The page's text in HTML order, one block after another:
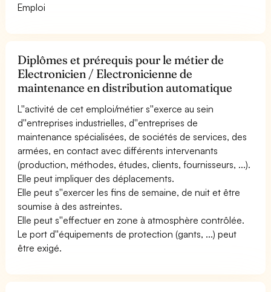
Emploi
Diplômes et prérequis pour le métier de
Electronicien / Electronicienne de
maintenance en distribution automatique
L''activité de cet emploi/métier s''exerce au sein
d''entreprises industrielles, d''entreprises de
maintenance spécialisées, de sociétés de services, des
armées, en contact avec différents intervenants
(production, méthodes, études, clients, fournisseurs, ...).
Elle peut impliquer des déplacements.
Elle peut s''exercer les fins de semaine, de nuit et être
soumise à des astreintes.
Elle peut s''effectuer en zone à atmosphère contrôlée.
Le port d''équipements de protection (gants, ...) peut
être exigé.